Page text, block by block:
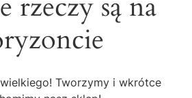
Tworzymy i wkrótce